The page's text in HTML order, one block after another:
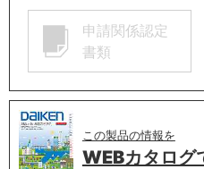
申請関係認定
書類
この製品の情報を
WEBカタログ